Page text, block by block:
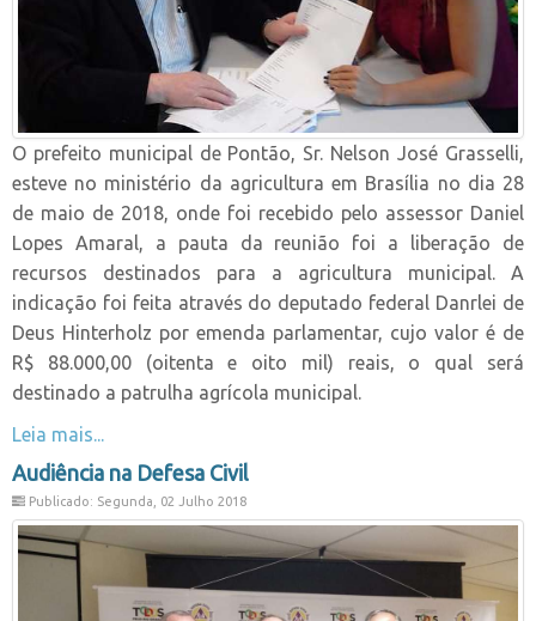
O prefeito municipal de Pontão, Sr. Nelson José Grasselli,
esteve no ministério da agricultura em Brasília no dia 28
de maio de 2018, onde foi recebido pelo assessor Daniel
Lopes Amaral, a pauta da reunião foi a liberação de
recursos destinados para a agricultura municipal. A
indicação foi feita através do deputado federal Danrlei de
Deus Hinterholz por emenda parlamentar, cujo valor é de
R$ 88.000,00 (oitenta e oito mil) reais, o qual será
destinado a patrulha agrícola municipal.
Leia mais...
Audiência na Defesa Civil
Publicado: Segunda, 02 Julho 2018